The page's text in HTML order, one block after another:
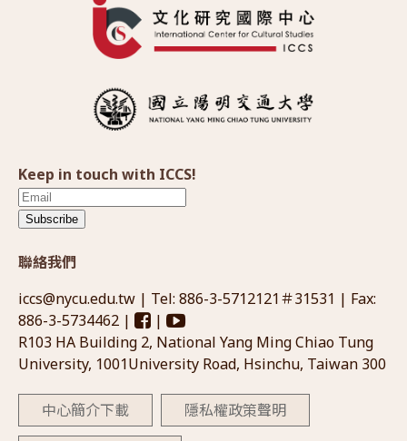
Keep in touch with ICCS!
Subscribe
聯絡我們
iccs@nycu.edu.tw | Tel: 886-3-5712121＃31531 | Fax:
886-3-5734462 |
|
R103 HA Building 2, National Yang Ming Chiao Tung
University, 1001University Road, Hsinchu, Taiwan 300
中心簡介下載 隱私權政策聲明